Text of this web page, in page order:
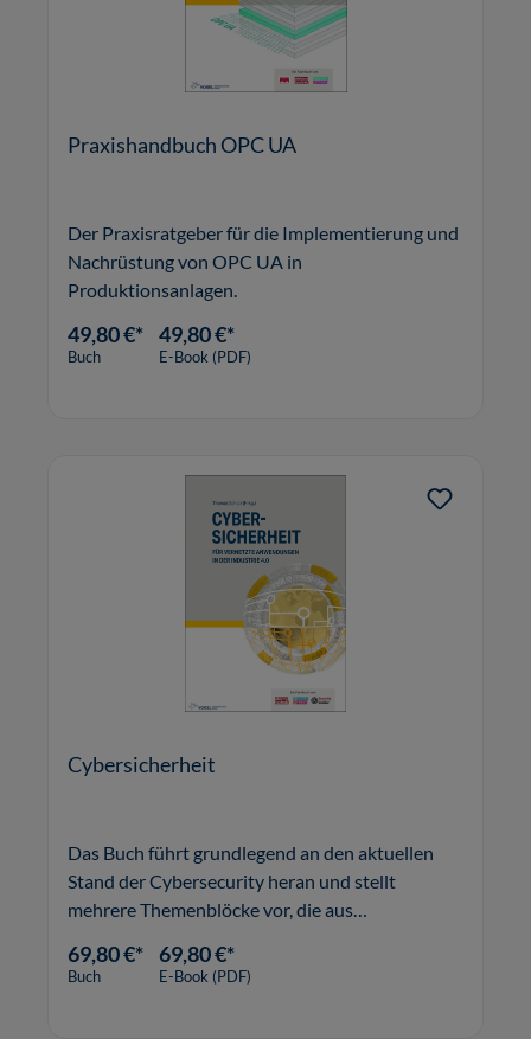
Praxishandbuch OPC UA
Der Praxisratgeber für die Implementierung und
Nachrüstung von OPC UA in
Produktionsanlagen.
49,80 €*
Buch
49,80 €*
E-Book (PDF)
Cybersicherheit
Das Buch führt grundlegend an den aktuellen
Stand der Cybersecurity heran und stellt
mehrere Themenblöcke vor, die aus
Cybersecurity in KMU von zentraler Bedeutung
69,80 €*
Buch
69,80 €*
E-Book (PDF)